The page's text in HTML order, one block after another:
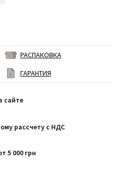
РАСПАКОВКА
ГАРАНТИЯ
сайте
рассчету с НДС
5 000 грн